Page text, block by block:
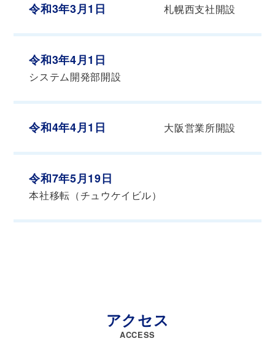
令和3年3月1日 札幌西支社開設
令和3年4月1日
システム開発部開設
令和4年4月1日 大阪営業所開設
令和7年5月19日
本社移転（チュウケイビル）
アクセス
ACCESS